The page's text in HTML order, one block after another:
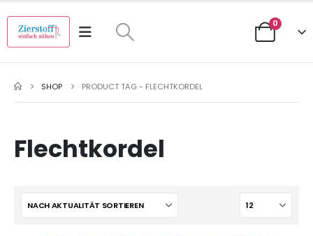
0
SHOP PRODUCT TAG - FLECHTKORDEL
Flechtkordel